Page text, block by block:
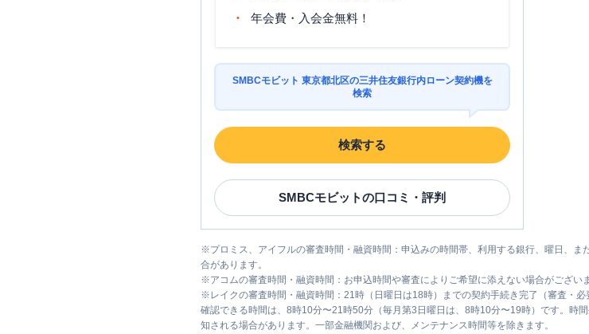
年会費・入会金無料！
SMBCモビット 東京都北区の三井住友銀行内ローン契約機を
検索
検索する
SMBCモビットの口コミ・評判
※プロミス、アイフルの審査時間・融資時間：申込みの時間帯、利用する銀行、曜日、
合があります。
※アコムの審査時間・融資時間：お申込時間や審査によりご希望に添えない場合がございま
※ レイクの審査時間・融資時間：21時（日曜日は18時）までの契約手続き完了（審査・
確認できる時間は、8時10分〜21時50分（毎月第3日曜日は、8時10分〜19時）です。時
知される場合があります。一部金融機関および、メンテナンス時間等を除きます。